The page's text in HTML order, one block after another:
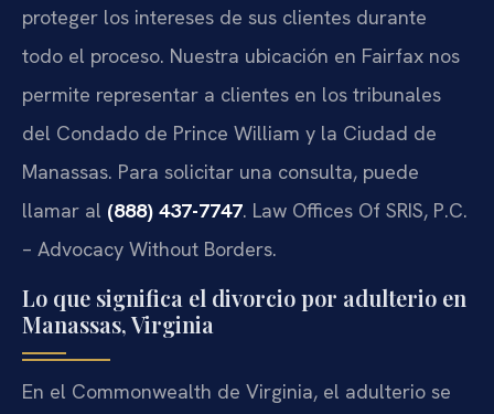
proteger los intereses de sus clientes durante
todo el proceso. Nuestra ubicación en Fairfax nos
permite representar a clientes en los tribunales
del Condado de Prince William y la Ciudad de
Manassas. Para solicitar una consulta, puede
llamar al (888) 437-7747. Law Offices Of SRIS, P.C.
– Advocacy Without Borders.
Lo que significa el divorcio por adulterio en
Manassas, Virginia
En el Commonwealth de Virginia, el adulterio se